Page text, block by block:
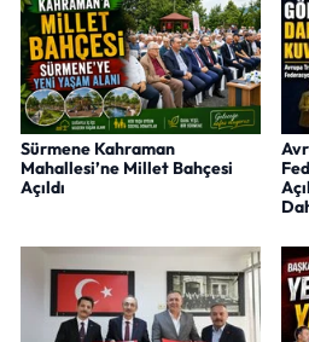
Sürmene Kahraman
Mahallesi’ne Millet Bahçesi
Açıldı